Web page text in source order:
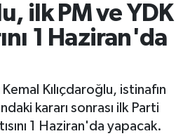
ilk PM ve YDK
1 Haziran'da
Kılıçdaroğlu, istinafın
kararı sonrası ilk Parti
1 Haziran'da yapacak.
ve Fikstür